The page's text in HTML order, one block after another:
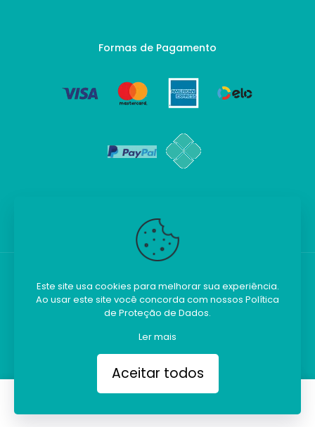
Formas de Pagamento
Kilobim - Todos os direitos reservados.
0
Este site usa cookies para melhorar sua experiência.
Ao usar este site você concorda com nossos Política
de Proteção de Dados.
Ler mais
Aceitar todos